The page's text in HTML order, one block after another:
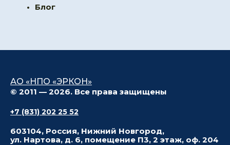
Блог
АО «НПО «ЭРКОН»
© 2011 — 2026. Все права защищены
+7 (831) 202 25 52
603104, Россия, Нижний Новгород,
ул. Нартова, д. 6, помещение П3, 2 этаж, оф. 204